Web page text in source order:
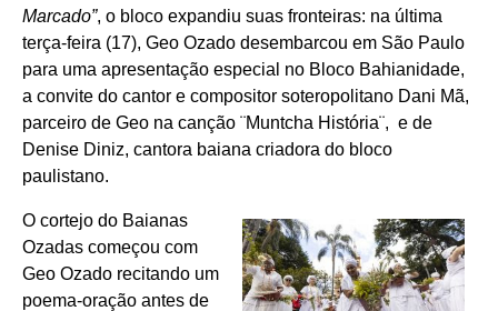
Marcado”, o bloco expandiu suas fronteiras: na última
terça-feira (17), Geo Ozado desembarcou em São Paulo
para uma apresentação especial no Bloco Bahianidade,
a convite do cantor e compositor soteropolitano Dani Mã,
parceiro de Geo na canção ¨Muntcha História¨, e de
Denise Diniz, cantora baiana criadora do bloco
paulistano.
O cortejo do Baianas
Ozadas começou com
Geo Ozado recitando um
poema-oração antes de